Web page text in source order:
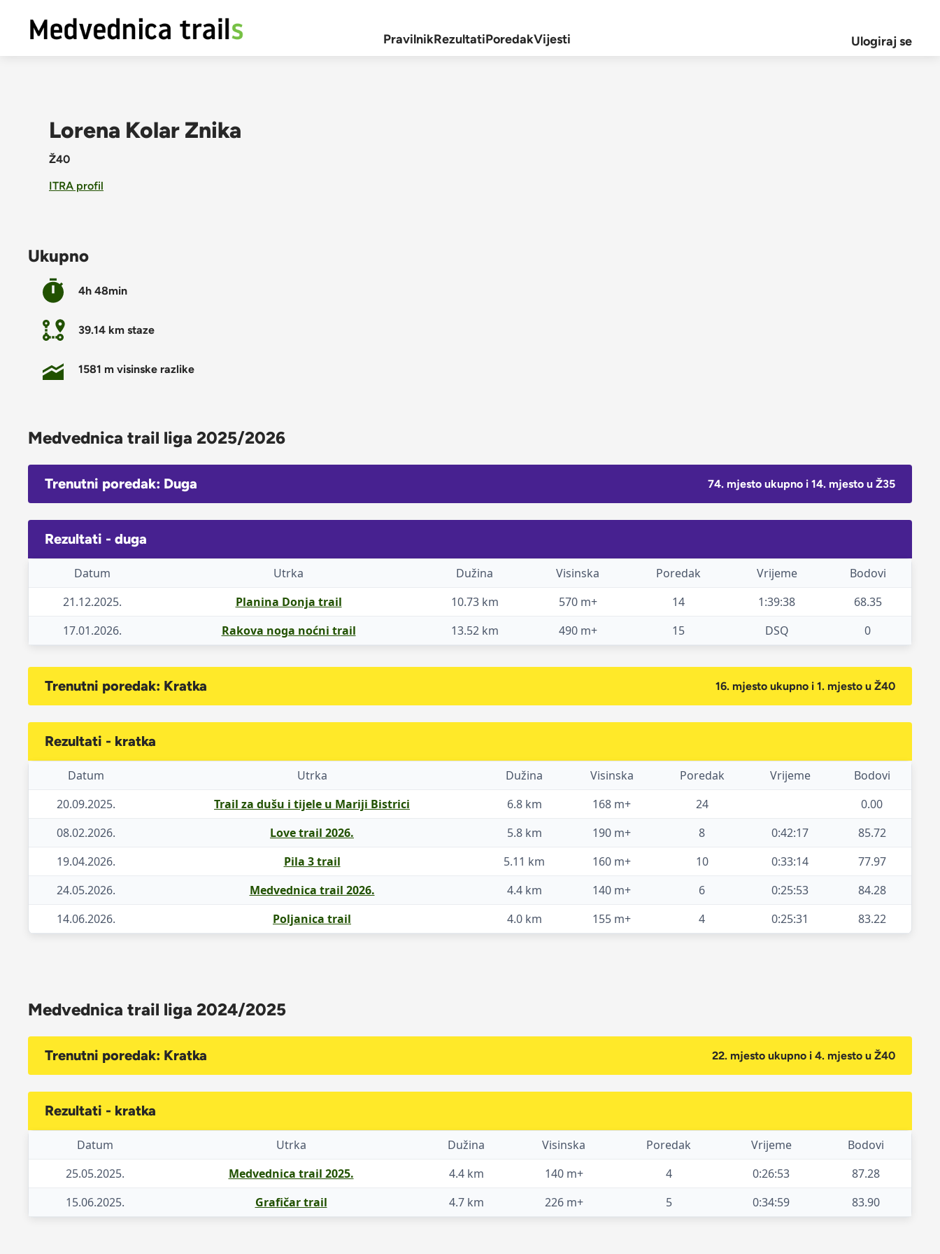
PravilnikRezultatiPoredakVijesti Ulogiraj se
Lorena Kolar Znika
Ž40
ITRA profil
Ukupno
4h 48min
39.14 km staze
1581 m visinske razlike
Medvednica trail liga 2025/2026
Trenutni poredak: Duga 74. mjesto ukupno i 14. mjesto u Ž35
Rezultati - duga
Datum Utrka Dužina Visinska Poredak Vrijeme
Bodovi
21.12.2025.
Planina Donja trail 10.73 km 570 m+ 14 1:39:38
68.35
17.01.2026.
Rakova noga noćni trail 13.52 km 490 m+ 15 DSQ 0
Trenutni poredak: Kratka 16. mjesto ukupno i 1. mjesto u Ž40
Rezultati - kratka
Datum Utrka Dužina Visinska Poredak Vrijeme
Bodovi
20.09.2025.
Trail za dušu i tijele u Mariji Bistrici 6.8 km 168 m+ 24
0.00
08.02.2026.
Love trail 2026. 5.8 km 190 m+ 8 0:42:17
85.72
19.04.2026.
Pila 3 trail 5.11 km 160 m+ 10 0:33:14
77.97
24.05.2026.
Medvednica trail 2026. 4.4 km 140 m+ 6 0:25:53
84.28
14.06.2026.
Poljanica trail 4.0 km 155 m+ 4 0:25:31 83.22
Medvednica trail liga 2024/2025
Trenutni poredak: Kratka 22. mjesto ukupno i 4. mjesto u Ž40
Rezultati - kratka
Datum Utrka Dužina Visinska Poredak Vrijeme
Bodovi
25.05.2025.
Medvednica trail 2025. 4.4 km 140 m+ 4 0:26:53
87.28
15.06.2025.
Grafičar trail 4.7 km 226 m+ 5 0:34:59 83.90